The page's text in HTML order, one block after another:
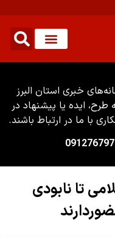
خبری استان البرز
ایده یا پیشنهاد در
با ما در ارتباط باشند.
تا نابودی